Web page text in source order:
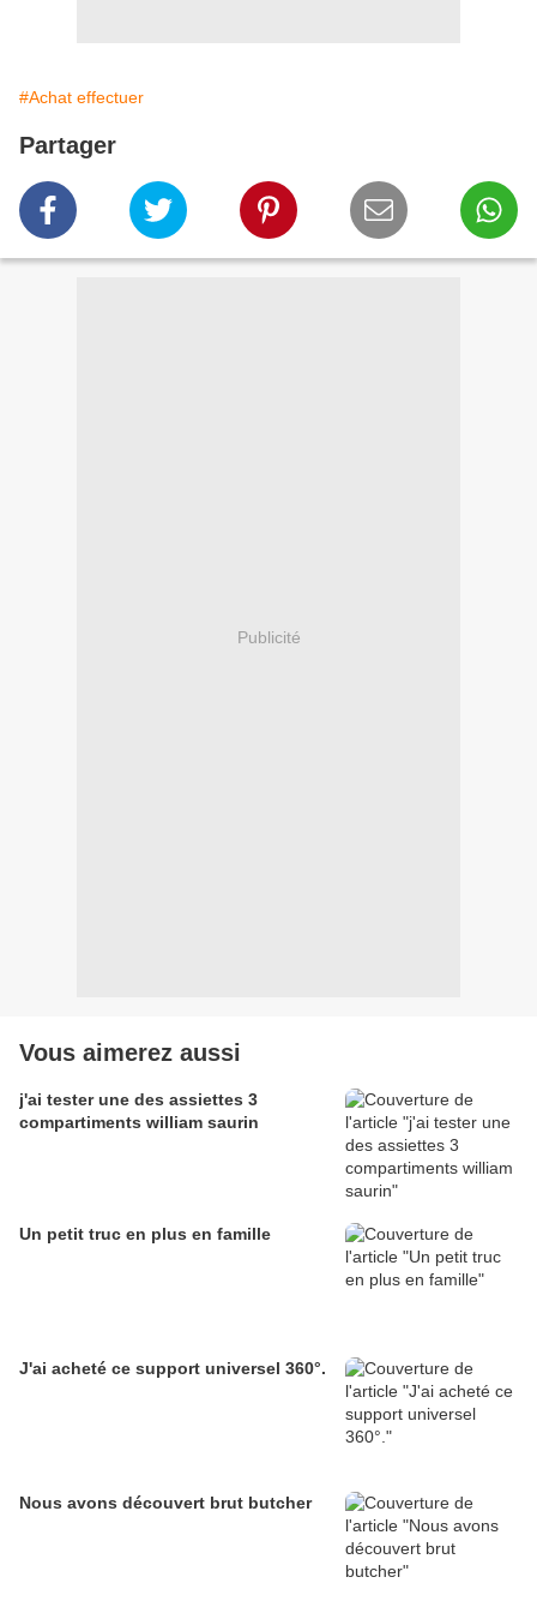
#Achat effectuer
Partager
Publicité
Vous aimerez aussi
j'ai tester une des assiettes 3
compartiments william saurin
Un petit truc en plus en famille
J'ai acheté ce support universel 360°.
Nous avons découvert brut butcher